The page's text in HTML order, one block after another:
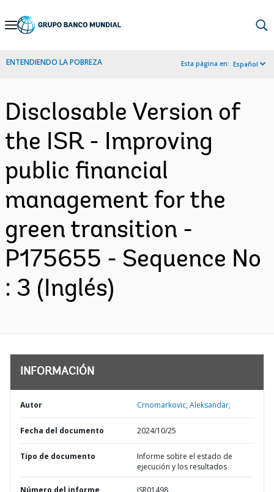
Skip
Navigation
ENTENDIENDO LA POBREZA Esta página en: Español
Disclosable Version of
the ISR - Improving
public financial
management for the
green transition -
P175655 - Sequence No
: 3 (Inglés)
INFORMACIÓN
Autor Crnomarkovic, Aleksandar;
Fecha del documento 2024/10/25
Tipo de documento
Informe sobre el estado de
ejecución y los resultados
Número del informe ISR01498